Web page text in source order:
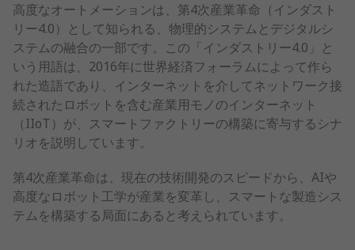
高度なオートメーションは、第4次産業革命（インダスト
リー4.0）として知られる、物理的システムとデジタルシ
ステムの融合の一部です。この「インダストリー4.0」と
いう用語は、2016年に世界経済フォーラムによって作ら
れた造語であり、インターネットを介してネットワーク接
続されたロボットを含む産業用モノのインターネット
（IIoT）が、スマートファクトリーの構築に寄与するシナ
リオを説明しています。
第4次産業革命は、現在の技術開発のスピードから、AIや
高度なロボット工学が産業を変革し、スマートな製造シス
テムを構築する局面にあると考えられています。